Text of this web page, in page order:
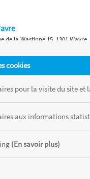
cookies
pour la visite du site
aux informations
(En savoir plus)
de la Wastinne 15, 1301 Wavre
de Bruxelles 315, 1410
de chaque magasin, toutes